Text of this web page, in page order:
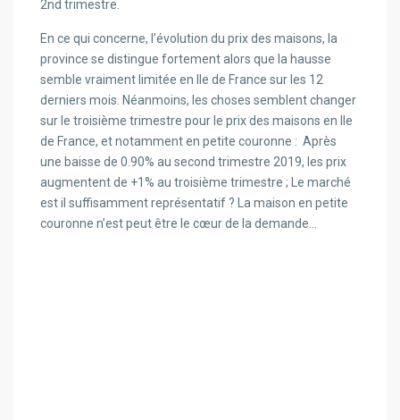
2nd trimestre.
En ce qui concerne, l’évolution du prix des maisons, la
province se distingue fortement alors que la hausse
semble vraiment limitée en Ile de France sur les 12
derniers mois. Néanmoins, les choses semblent changer
sur le troisième trimestre pour le prix des maisons en Ile
de France, et notamment en petite couronne : Après
une baisse de 0.90% au second trimestre 2019, les prix
augmentent de +1% au troisième trimestre ; Le marché
est il suffisamment représentatif ? La maison en petite
couronne n’est peut être le cœur de la demande…